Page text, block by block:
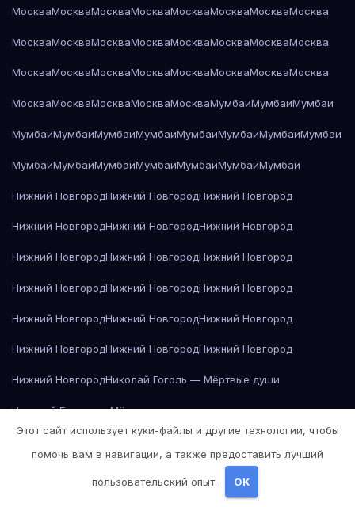
МоскваМоскваМоскваМоскваМоскваМоскваМоскваМосква
МоскваМоскваМоскваМоскваМоскваМоскваМоскваМосква
МоскваМоскваМоскваМоскваМоскваМоскваМоскваМосква
МоскваМоскваМоскваМоскваМоскваМумбаиМумбаиМумбаи
МумбаиМумбаиМумбаиМумбаиМумбаиМумбаиМумбаиМумбаи
МумбаиМумбаиМумбаиМумбаиМумбаиМумбаиМумбаи
Нижний НовгородНижний НовгородНижний Новгород
Нижний НовгородНижний НовгородНижний Новгород
Нижний НовгородНижний НовгородНижний Новгород
Нижний НовгородНижний НовгородНижний Новгород
Нижний НовгородНижний НовгородНижний Новгород
Нижний НовгородНижний НовгородНижний Новгород
Нижний НовгородНиколай Гоголь — Мёртвые души
Николай Гоголь — Мёртвые души
Этот сайт использует куки-файлы и другие технологии, чтобы
помочь вам в навигации, а также предоставить лучший
пользовательский опыт. OK